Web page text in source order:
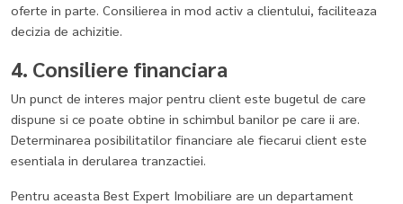
oferte in parte. Consilierea in mod activ a clientului, faciliteaza
decizia de achizitie.
4. Consiliere financiara
Un punct de interes major pentru client este bugetul de care
dispune si ce poate obtine in schimbul banilor pe care ii are.
Determinarea posibilitatilor financiare ale fiecarui client este
esentiala in derularea tranzactiei.
Pentru aceasta Best Expert Imobiliare are un departament